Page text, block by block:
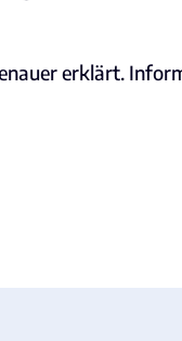
erklärt.